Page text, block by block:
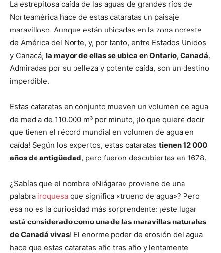
La estrepitosa caída de las aguas de grandes ríos de
Norteamérica hace de estas cataratas un paisaje
maravilloso. Aunque están ubicadas en la zona noreste
de América del Norte, y, por tanto, entre Estados Unidos
y Canadá, la mayor de ellas se ubica en Ontario, Canadá.
Admiradas por su belleza y potente caída, son un destino
imperdible.
Estas cataratas en conjunto mueven un volumen de agua
de media de 110.000 m³ por minuto, ¡lo que quiere decir
que tienen el récord mundial en volumen de agua en
caída! Según los expertos, estas cataratas tienen 12 000
años de antigüedad, pero fueron descubiertas en 1678.
¿Sabías que el nombre «Niágara» proviene de una
palabra iroquesa que significa «trueno de agua»? Pero
esa no es la curiosidad más sorprendente: ¡este lugar
está considerado como una de las maravillas naturales
de Canadá vivas! El enorme poder de erosión del agua
hace que estas cataratas año tras año y lentamente